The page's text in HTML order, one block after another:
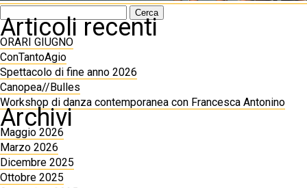
per:
Articoli recenti
ORARI GIUGNO
ConTantoAgio
Spettacolo di fine anno 2026
Canopea//Bulles
Workshop di danza contemporanea con Francesca Antonino
Archivi
Maggio 2026
Marzo 2026
Dicembre 2025
Ottobre 2025